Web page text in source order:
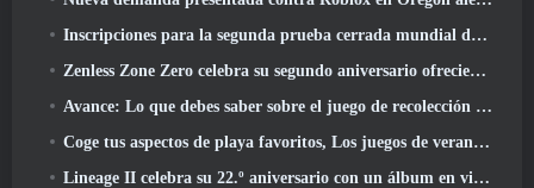
Inscripciones para la segunda prueba cerrada mundial de Global MapleStory Classic
Zenless Zone Zero celebra su segundo aniversario ofreciendo a los jugadores la posibilidad de elegir un agente de rango S gratuito
Avance: Lo que debes saber sobre el juego de recolección de criaturas de HoYoverse, Honkai: Alma de enlace
Coge tus aspectos de playa favoritos, Los juegos de verano han regresado a Overwatch
Lineage II celebra su 22.º aniversario con un álbum en vinilo de edición coleccionista